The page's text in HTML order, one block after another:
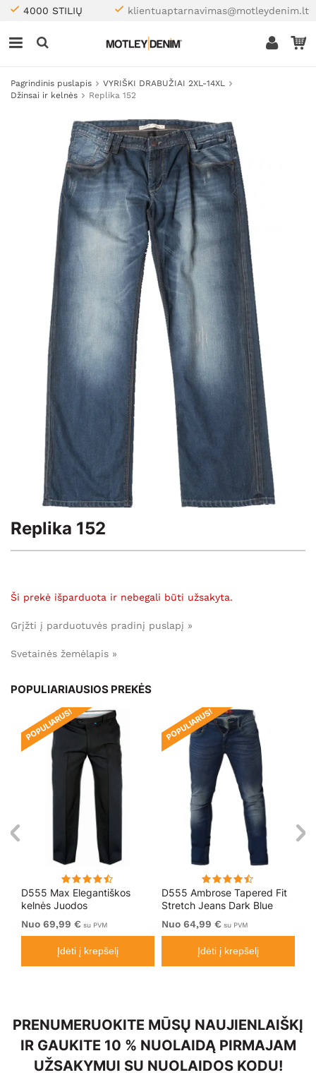
4000 STILIŲ klientuaptarnavimas@motleydenim.lt
Pagrindinis puslapis
VYRIŠKI DRABUŽIAI 2XL-14XL
Džinsai ir kelnės
Replika 152
Replika 152
Ši prekė išparduota ir nebegali būti užsakyta.
Grįžti į parduotuvės pradinį puslapį »
Svetainės žemėlapis »
POPULIARIAUSIOS PREKĖS
D555 Max Elegantiškos
kelnės Juodos
POPULIARUS!
Nuo 69,99 € su PVM
Įdėti į krepšelį
D555 Ambrose Tapered Fit
Stretch Jeans Dark Blue
POPULIARUS!
Nuo 64,99 € su PVM
Įdėti į krepšelį
PRENUMERUOKITE MŪSŲ NAUJIENLAIŠKĮ
IR GAUKITE 10 % NUOLAIDĄ PIRMAJAM
UŽSAKYMUI SU NUOLAIDOS KODU!